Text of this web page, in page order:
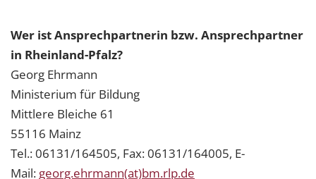
Wer ist Ansprechpartnerin bzw. Ansprechpartner
in Rheinland-Pfalz?
Georg Ehrmann
Ministerium für Bildung
Mittlere Bleiche 61
55116 Mainz
Tel.: 06131/164505, Fax: 06131/164005, E-
Mail: georg.ehrmann(at)bm.rlp.de